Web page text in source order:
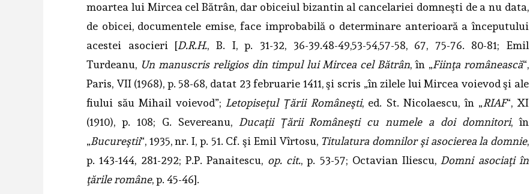
moartea lui Mircea cel Bătrân, dar obiceiul bizantin al cancelariei domneşti de a nu data,
de obicei, documentele emise, face improbabilă o determinare anterioară a începutului
acestei asocieri [D.R.H., B. I, p. 31-32, 36-39.48-49,53-54,57-58, 67, 75-76. 80-81; Emil
Turdeanu, Un manuscris religios din timpul lui Mircea cel Bătrân, în „Fiinţa românească“,
Paris, VII (1968), p. 58-68, datat 23 februarie 1411, şi scris „în zilele lui Mircea voievod şi ale
fiului său Mihail voievod”;Letopiseţul Ţării Româneşti, ed. St. Nicolaescu, în „RIAF“, XI
(1910), p. 108; G. Severeanu, Ducaţii Ţării Româneşti cu numele a doi domnitori, în
„Bucureştii“, 1935, nr. I, p. 51. Cf. şi Emil Vîrtosu, Titulatura domnilor şi asocierea la domnie,
p. 143-144, 281-292; P.P. Panaitescu, op. cit., p. 53-57; Octavian Iliescu,Domni asociaţi în
ţările române, p. 45-46].